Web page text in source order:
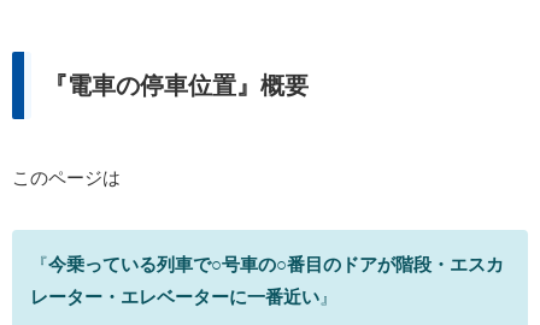
『電車の停車位置』概要
このページは
『今乗っている列車で○号車の○番目のドアが階段・エスカ
レーター・エレベーターに一番近い 』